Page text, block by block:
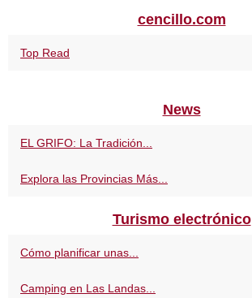
cencillo.com
Top Read
News
EL GRIFO: La Tradición...
Explora las Provincias Más...
Turismo electrónico
Cómo planificar unas...
Camping en Las Landas...